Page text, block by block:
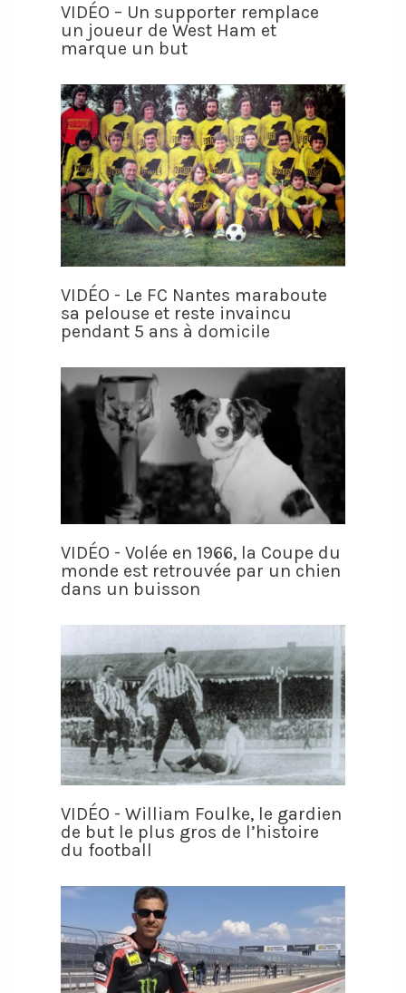
VIDÉO – Un supporter remplace
un joueur de West Ham et
marque un but
VIDÉO - Le FC Nantes maraboute
sa pelouse et reste invaincu
pendant 5 ans à domicile
VIDÉO - Volée en 1966, la Coupe du
monde est retrouvée par un chien
dans un buisson
VIDÉO - William Foulke, le gardien
de but le plus gros de l’histoire
du football